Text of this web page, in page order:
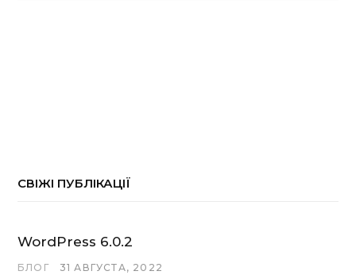
СВІЖІ ПУБЛІКАЦІЇ
WordPress 6.0.2
БЛОГ 31 АВГУСТА, 2022